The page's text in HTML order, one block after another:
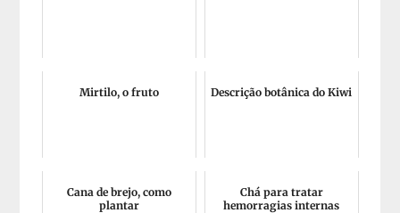
Mirtilo, o fruto Descrição botânica do Kiwi
Cana de brejo, como
plantar
Chá para tratar
hemorragias internas